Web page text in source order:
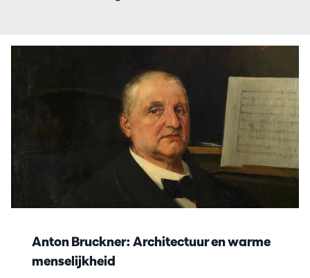
Anton Bruckner: Architectuur en warme
menselijkheid